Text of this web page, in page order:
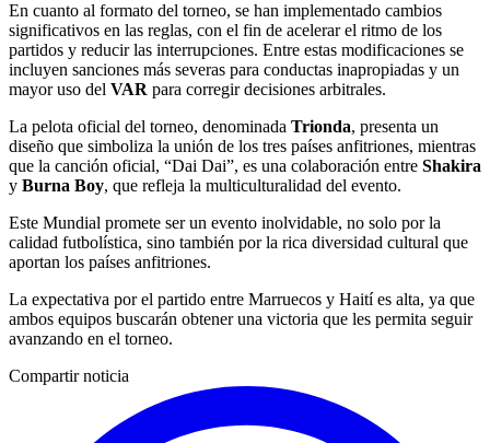
En cuanto al formato del torneo, se han implementado cambios
significativos en las reglas, con el fin de acelerar el ritmo de los
partidos y reducir las interrupciones. Entre estas modificaciones se
incluyen sanciones más severas para conductas inapropiadas y un
mayor uso del VAR para corregir decisiones arbitrales.
La pelota oficial del torneo, denominada Trionda, presenta un
diseño que simboliza la unión de los tres países anfitriones, mientras
que la canción oficial, “Dai Dai”, es una colaboración entre Shakira
y Burna Boy, que refleja la multiculturalidad del evento.
Este Mundial promete ser un evento inolvidable, no solo por la
calidad futbolística, sino también por la rica diversidad cultural que
aportan los países anfitriones.
La expectativa por el partido entre Marruecos y Haití es alta, ya que
ambos equipos buscarán obtener una victoria que les permita seguir
avanzando en el torneo.
Compartir noticia